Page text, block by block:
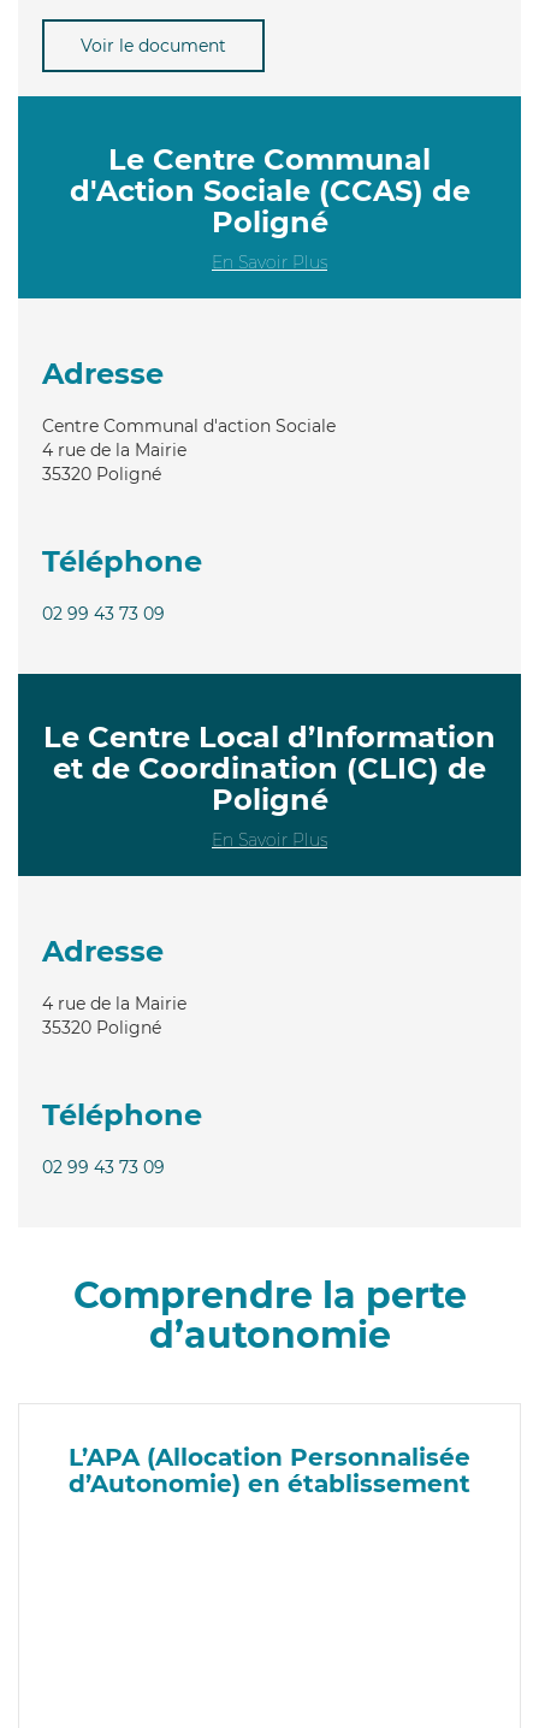
Voir le document
Le Centre Communal
d'Action Sociale (CCAS) de
Poligné
En Savoir Plus
Adresse
Centre Communal d'action Sociale
4 rue de la Mairie
35320 Poligné
Téléphone
02 99 43 73 09
Le Centre Local d’Information
et de Coordination (CLIC) de
Poligné
En Savoir Plus
Adresse
4 rue de la Mairie
35320 Poligné
Téléphone
02 99 43 73 09
Comprendre la perte
d’autonomie
L’APA (Allocation Personnalisée
d’Autonomie) en établissement